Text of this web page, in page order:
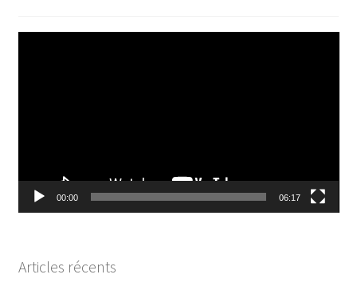
00:00 06:17
Articles récents